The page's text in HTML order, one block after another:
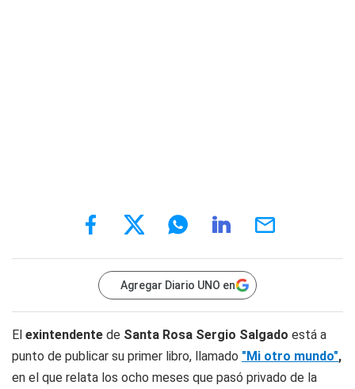
Agregar Diario UNO en
El exintendente de Santa Rosa Sergio Salgado está a
punto de publicar su primer libro, llamado "Mi otro mundo",
en el que relata los ocho meses que pasó privado de la